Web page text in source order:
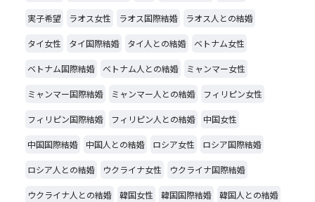
実子希望 ラオス女性 ラオス国際結婚 ラオス人との結婚
タイ女性 タイ国際結婚 タイ人との結婚 ベトナム女性
ベトナム国際結婚 ベトナム人との結婚 ミャンマー女性
ミャンマー国際結婚 ミャンマー人との結婚 フィリピン女性
フィリピン国際結婚 フィリピン人との結婚 中国女性
中国国際結婚 中国人との結婚 ロシア女性 ロシア国際結婚
ロシア人との結婚 ウクライナ女性 ウクライナ国際結婚
ウクライナ人との結婚 韓国女性 韓国国際結婚 韓国人との結婚